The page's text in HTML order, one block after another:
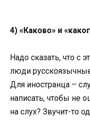
4) «Каково» и
Надо сказать, что с
люди
Для иностранца –
написать, чтобы не
на слух? Звучит-то